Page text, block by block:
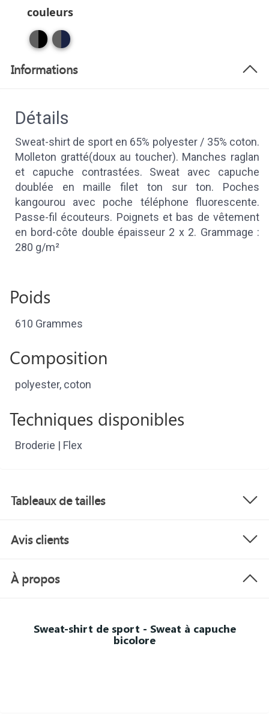
couleurs
Informations
Détails
Sweat-shirt de sport en 65% polyester / 35% coton.
Molleton gratté(doux au toucher). Manches raglan
et capuche contrastées. Sweat avec capuche
doublée en maille filet ton sur ton. Poches
kangourou avec poche téléphone fluorescente.
Passe-fil écouteurs. Poignets et bas de vêtement
en bord-côte double épaisseur 2 x 2. Grammage :
280 g/m²
Poids
610 Grammes
Composition
polyester, coton
Techniques disponibles
Broderie | Flex
Tableaux de tailles
Avis clients
À propos
Sweat-shirt de sport - Sweat à capuche
bicolore